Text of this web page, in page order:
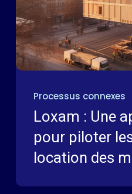
Processus connexes
Loxam : Une
pour piloter
location des